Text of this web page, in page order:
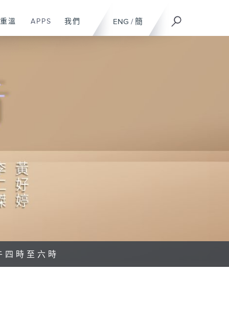
ENG / 簡
重溫 APPS 我們
時至六時